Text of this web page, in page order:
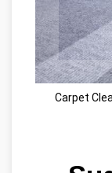
Carpet